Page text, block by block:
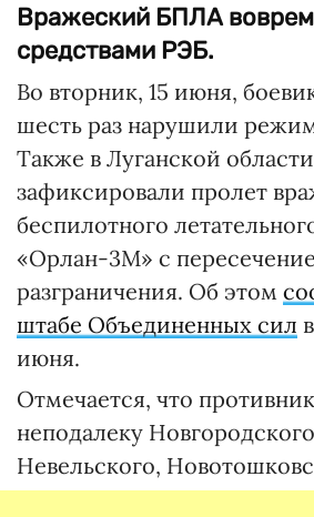
Вражеский БПЛА
средствами РЭБ.
Во вторник, 15 июня,
шесть раз нарушили
Также в Луганской области
зафиксировали пролет
беспилотного
«Орлан-3М» с
разграничения. Об этом
штабе Объединенных сил
июня.
Отмечается, что
неподалеку
Невельского,